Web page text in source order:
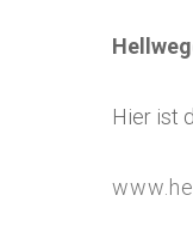
Hier ist